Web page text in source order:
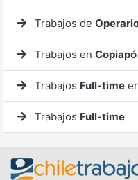
Trabajos de
Trabajos en Copiapó
Trabajos Full-time
Trabajos Full-time